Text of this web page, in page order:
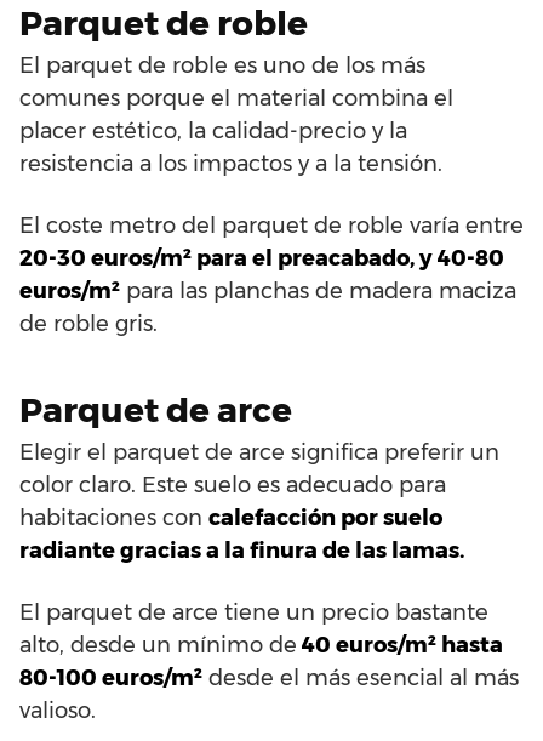
Parquet de roble
El parquet de roble es uno de los más
comunes porque el material combina el
placer estético, la calidad-precio y la
resistencia a los impactos y a la tensión.
El coste metro del parquet de roble varía entre
20-30 euros/m² para el preacabado, y 40-80
euros/m² para las planchas de madera maciza
de roble gris.
Parquet de arce
Elegir el parquet de arce significa preferir un
color claro. Este suelo es adecuado para
habitaciones con calefacción por suelo
radiante gracias a la finura de las lamas.
El parquet de arce tiene un precio bastante
alto, desde un mínimo de 40 euros/m² hasta
80-100 euros/m² desde el más esencial al más
valioso.